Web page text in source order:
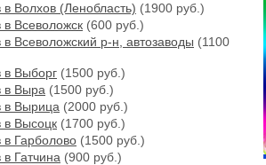
в Волхов (Ленобласть) (1900 руб.)
в Всеволожск (600 руб.)
в Всеволожский р-н, автозаводы (1100
в Выборг (1500 руб.)
в Выра (1500 руб.)
в Вырица (2000 руб.)
в Высоцк (1700 руб.)
в Гарболово (1500 руб.)
в Гатчина (900 руб.)